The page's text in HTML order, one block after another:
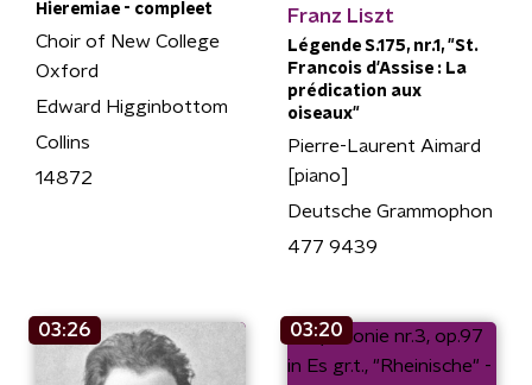
Hieremiae - compleet
Choir of New College
Oxford
Edward Higginbottom
Collins
14872
Franz Liszt
Légende S.175, nr.1, "St.
Francois d'Assise : La
prédication aux
oiseaux"
Pierre-Laurent Aimard
[piano]
Deutsche Grammophon
477 9439
03:26 03:20